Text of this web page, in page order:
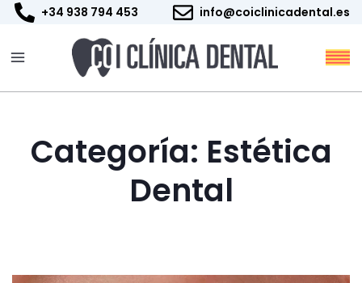
+34 938 794 453 info@coiclinicadental.es
Categoría: Estética
Dental